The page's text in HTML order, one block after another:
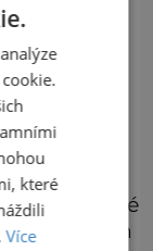
na
podle
a
má od
spojené
opakuje jen
které
Více